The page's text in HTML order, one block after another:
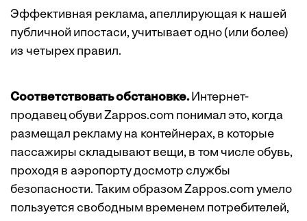
Эффективная реклама, апеллирующая к нашей
публичной ипостаси, учитывает одно (или более)
из четырех правил.
Соответствовать обстановке.Интернет-
продавец обуви Zappos.com понимал это, когда
размещал рекламу на контейнерах, в которые
пассажиры складывают вещи, в том числе обувь,
проходя в аэропорту досмотр службы
безопасности. Таким образом Zappos.com умело
пользуется свободным временем потребителей,